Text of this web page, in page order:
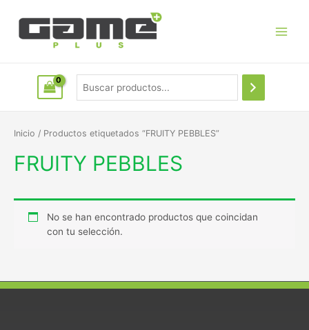
Inicio / Productos etiquetados “FRUITY PEBBLES”
FRUITY PEBBLES
No se han encontrado productos que coincidan
con tu selección.